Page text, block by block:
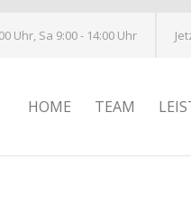
Uhr, Sa 9:00 - 14:00 Uhr
HOME TEAM